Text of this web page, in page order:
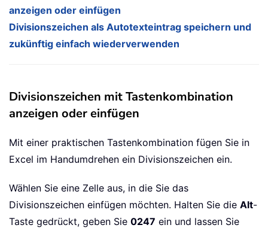
anzeigen oder einfügen
Divisionszeichen als Autotexteintrag speichern und
zukünftig einfach wiederverwenden
Divisionszeichen mit Tastenkombination
anzeigen oder einfügen
Mit einer praktischen Tastenkombination fügen Sie in
Excel im Handumdrehen ein Divisionszeichen ein.
Wählen Sie eine Zelle aus, in die Sie das
Divisionszeichen einfügen möchten. Halten Sie die Alt-
Taste gedrückt, geben Sie 0247 ein und lassen Sie